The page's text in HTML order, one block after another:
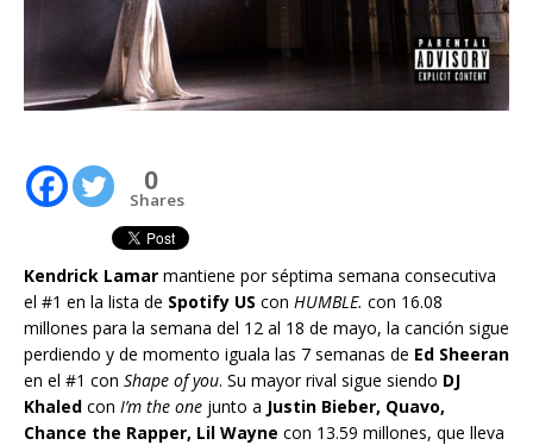
0
Shares
Kendrick Lamar mantiene por séptima semana consecutiva
el #1 en la lista de Spotify US con HUMBLE. con 16.08
millones para la semana del 12 al 18 de mayo, la canción sigue
perdiendo y de momento iguala las 7 semanas de Ed Sheeran
en el #1 con Shape of you. Su mayor rival sigue siendo DJ
Khaled con I’m the one junto a Justin Bieber, Quavo,
Chance the Rapper, Lil Wayne con 13.59 millones, que lleva